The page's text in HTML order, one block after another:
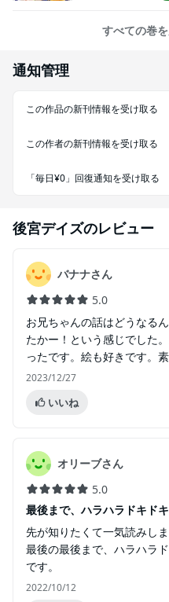
すべての巻
通知管理
この作品の新刊情報を受け取る
この作者の新刊情報を受け取る
「毎日¥0」回復通知を受け取る
後宮デイズのレビュー
バナナさん
5.0
お兄ちゃんの話はどうなる
たかー！という感じでした
ったです。絵も好きです。
2023/12/27
いいね
オリーブさん
5.0
最後まで、ハラハラドキドキ
先が知りたくて一気読みしま
最後の最後まで、ハラハラ
です。
2022/10/12